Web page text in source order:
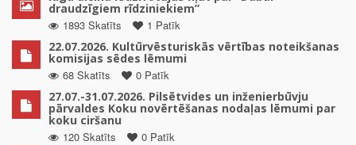
draudzīgiem rīdziniekiem”
1893 Skatīts
1 Patīk
22.07.2026. Kultūrvēsturiskās vērtības noteikšanas
komisijas sēdes lēmumi
68 Skatīts
0 Patīk
27.07.-31.07.2026. Pilsētvides un inženierbūvju
pārvaldes Koku novērtēšanas nodaļas lēmumi par
koku ciršanu
120 Skatīts
0 Patīk